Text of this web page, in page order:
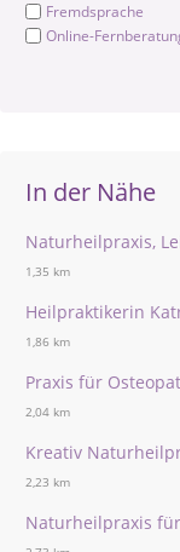
Fremdsprache
Online-
In der Nähe
Naturheilpraxis,
1,35 km
Heilpraktikerin
1,86 km
Praxis für
2,04 km
Kreativ
2,23 km
Naturheilpraxis